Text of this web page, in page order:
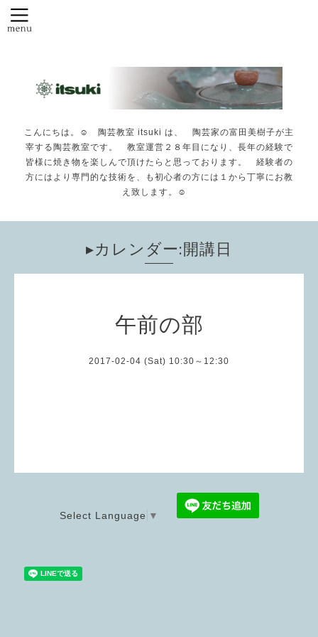
こんにちは。☺️ 陶芸教室 itsuki は、 陶芸家の富田美樹子が主
宰する陶芸教室です。 教室運営２８年目になり、長年の経験で
皆様に焼き物を楽しんで頂けたらと思っております。 経験者の
方にはより専門的な技術を、も初心者の方には１から丁寧にお教
え致します。☺️
▸カレンダー:開講日
午前の部
2017-02-04 (Sat) 10:30～12:30
Select Language ▼